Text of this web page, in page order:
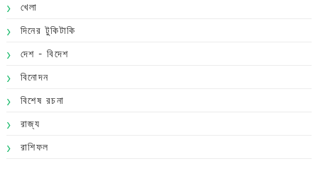
খেলা
দিনের টুকিটাকি
দেশ - বিদেশ
বিনোদন
বিশেষ রচনা
রাজ্য
রাশিফল